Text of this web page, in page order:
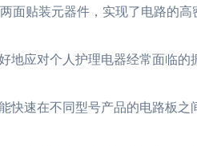
面贴装元器件，实现了电路的
地应对个人护理电器经常面临的
快速在不同型号产品的电路板之